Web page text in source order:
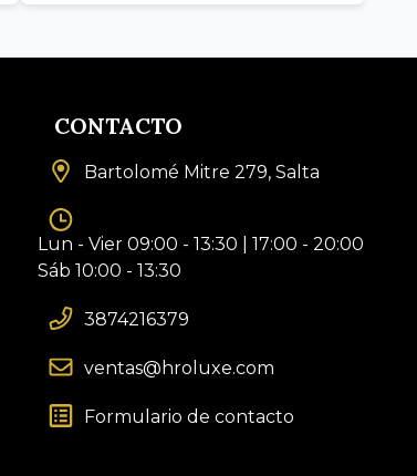
CONTACTO
Bartolomé Mitre 279, Salta
Lun - Vier 09:00 - 13:30 | 17:00 - 20:00
Sáb 10:00 - 13:30
3874216379
ventas@hroluxe.com
Formulario de contacto